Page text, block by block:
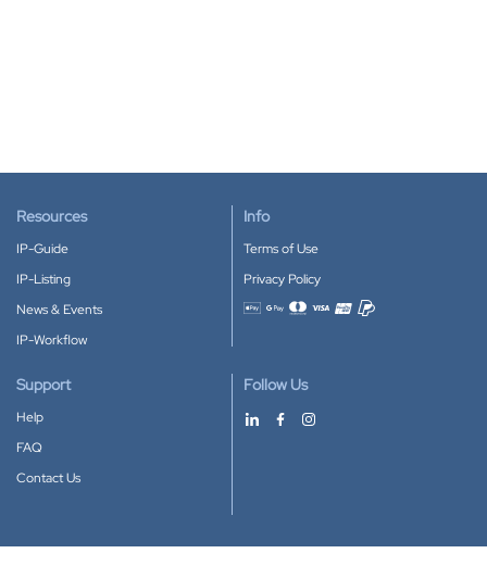
Resources
IP-Guide
IP-Listing
News & Events
IP-Workflow
Info
Terms of Use
Privacy Policy
Accepted payment methods
Support
Help
FAQ
Contact Us
Follow Us